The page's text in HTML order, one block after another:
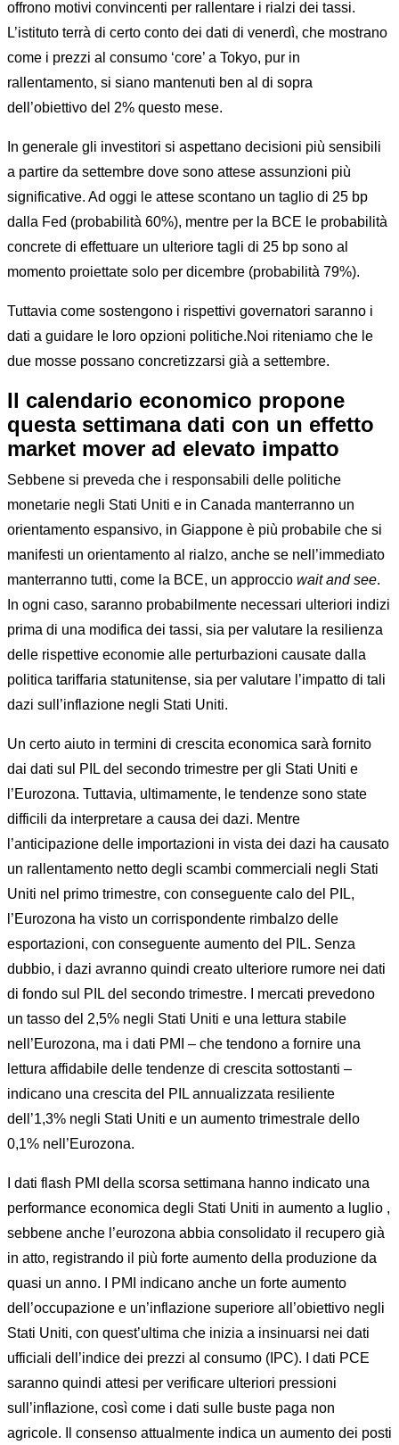
offrono motivi convincenti per rallentare i rialzi dei tassi.
L’istituto terrà di certo conto dei dati di venerdì, che mostrano
come i prezzi al consumo ‘core’ a Tokyo, pur in
rallentamento, si siano mantenuti ben al di sopra
dell’obiettivo del 2% questo mese.
In generale gli investitori si aspettano decisioni più sensibili
a partire da settembre dove sono attese assunzioni più
significative. Ad oggi le attese scontano un taglio di 25 bp
dalla Fed (probabilità 60%), mentre per la BCE le probabilità
concrete di effettuare un ulteriore tagli di 25 bp sono al
momento proiettate solo per dicembre (probabilità 79%).
Tuttavia come sostengono i rispettivi governatori saranno i
dati a guidare le loro opzioni politiche.Noi riteniamo che le
due mosse possano concretizzarsi già a settembre.
Il calendario economico propone
questa settimana dati con un effetto
market mover ad elevato impatto
Sebbene si preveda che i responsabili delle politiche
monetarie negli Stati Uniti e in Canada manterranno un
orientamento espansivo, in Giappone è più probabile che si
manifesti un orientamento al rialzo, anche se nell’immediato
manterranno tutti, come la BCE, un approccio wait and see.
In ogni caso, saranno probabilmente necessari ulteriori indizi
prima di una modifica dei tassi, sia per valutare la resilienza
delle rispettive economie alle perturbazioni causate dalla
politica tariffaria statunitense, sia per valutare l’impatto di tali
dazi sull’inflazione negli Stati Uniti.
Un certo aiuto in termini di crescita economica sarà fornito
dai dati sul PIL del secondo trimestre per gli Stati Uniti e
l’Eurozona. Tuttavia, ultimamente, le tendenze sono state
difficili da interpretare a causa dei dazi. Mentre
l’anticipazione delle importazioni in vista dei dazi ha causato
un rallentamento netto degli scambi commerciali negli Stati
Uniti nel primo trimestre, con conseguente calo del PIL,
l’Eurozona ha visto un corrispondente rimbalzo delle
esportazioni, con conseguente aumento del PIL. Senza
dubbio, i dazi avranno quindi creato ulteriore rumore nei dati
di fondo sul PIL del secondo trimestre. I mercati prevedono
un tasso del 2,5% negli Stati Uniti e una lettura stabile
nell’Eurozona, ma i dati PMI – che tendono a fornire una
lettura affidabile delle tendenze di crescita sottostanti –
indicano una crescita del PIL annualizzata resiliente
dell’1,3% negli Stati Uniti e un aumento trimestrale dello
0,1% nell’Eurozona.
I dati flash PMI della scorsa settimana hanno indicato una
performance economica degli Stati Uniti in aumento a luglio ,
sebbene anche l’eurozona abbia consolidato il recupero già
in atto, registrando il più forte aumento della produzione da
quasi un anno. I PMI indicano anche un forte aumento
dell’occupazione e un’inflazione superiore all’obiettivo negli
Stati Uniti, con quest’ultima che inizia a insinuarsi nei dati
ufficiali dell’indice dei prezzi al consumo (IPC). I dati PCE
saranno quindi attesi per verificare ulteriori pressioni
sull’inflazione, così come i dati sulle buste paga non
agricole. Il consenso attualmente indica un aumento dei posti